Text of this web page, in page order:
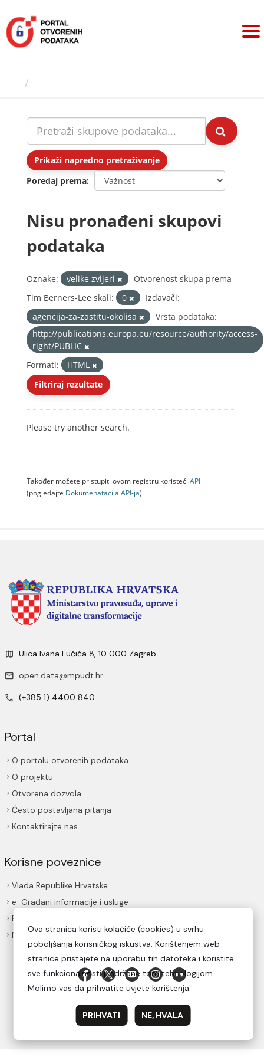
sadržaj
Prikaži napredno pretraživanje
Poredaj prema
Nisu pronađeni skupovi
podataka
Oznake: velike zvijeri
Otvorenost skupa prema
Tim Berners-Lee skali:
0
Izdavači:
agencija-za-zastitu-okolisa
Vrsta podataka:
http://publications.europa.eu/resource/authority/access-
right/PUBLIC
Formati:
HTML
Filtriraj rezultate
Please try another search.
Također možete pristupiti ovom registru koristeći API
(pogledajte Dokumenаtаcijа API-jа).